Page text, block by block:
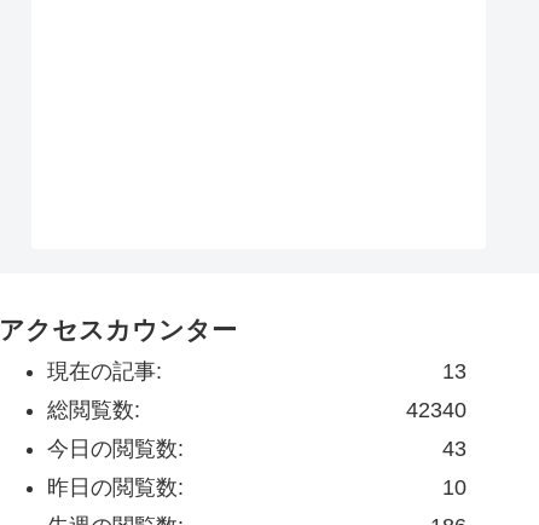
アクセスカウンター
13
現在の記事:
42340
総閲覧数:
43
今日の閲覧数:
10
昨日の閲覧数: